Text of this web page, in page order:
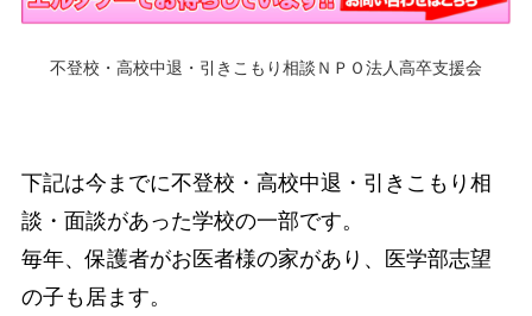
不登校・高校中退・引きこもり相談ＮＰＯ法人高卒支援会
下記は今までに不登校・高校中退・引きこもり相
談・面談があった学校の一部です。
毎年、保護者がお医者様の家があり、医学部志望
の子も居ます。